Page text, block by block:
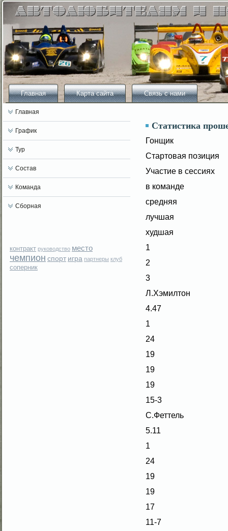
Главная Карта сайта Связь с нами
Главная
График
Тур
Состав
Команда
Сборная
контракт руководство место
чемпион спорт игра партнеры клуб
соперник
Статистика
Гонщик
Стартовая позиция
Участие в сессиях
в команде
средняя
лучшая
худшая
1
2
3
Л.Хэмилтон
4.47
1
24
19
19
19
15-3
С.Феттель
5.11
1
24
19
19
17
11-7